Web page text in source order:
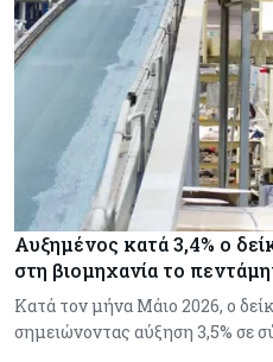
Αυξημένος κατά 3,4% ο
στη βιομηχανία το
Κατά τον μήνα Μάιο 2026, ο
σημειώνοντας αύξηση 3,5% σε